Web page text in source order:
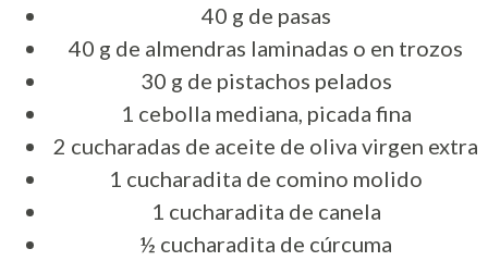
40 g de pasas
40 g de almendras laminadas o en trozos
30 g de pistachos pelados
1 cebolla mediana, picada fina
2 cucharadas de aceite de oliva virgen extra
1 cucharadita de comino molido
1 cucharadita de canela
½ cucharadita de cúrcuma